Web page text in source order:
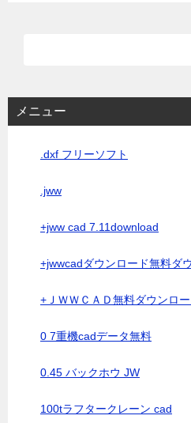
メニュー
.dxf フリーソフト
.jww
+jww cad 7.11download
+jwwcadダウンロード無料ダ
+ＪＷＷＣＡＤ無料ダウンロー
0 7重機cadデータ無料
0.45 バックホウ JW
100tラフタークレーン cad